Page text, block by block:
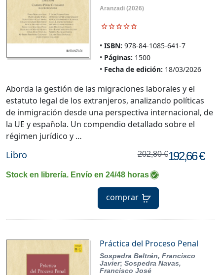
Aranzadi(2026)
ISBN: 978-84-1085-641-7
Páginas: 1500
Fecha de edición: 18/03/2026
Libro 202,80 €192,66 €
Stock en librería. Envío en 24/48 horas
comprar
Aborda la gestión de las migraciones laborales y el
estatuto legal de los extranjeros, analizando políticas
de inmigración desde una perspectiva internacional, de
la UE y española. Un compendio detallado sobre el
régimen jurídico y …
Práctica del Proceso Penal
Sospedra Beltrán, Francisco
Javier; Sospedra Navas,
Francisco José